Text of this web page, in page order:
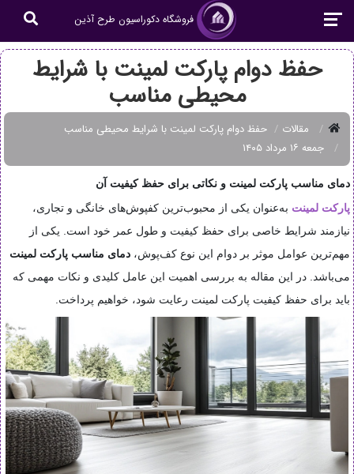
فروشگاه دکوراسیون طرح آذین
حفظ دوام پارکت لمینت با شرایط
محیطی مناسب
مقالات
حفظ دوام پارکت لمینت با شرایط محیطی مناسب
جمعه ۱۶ مرداد ۱۴۰۵
دمای مناسب پارکت لمینت و نکاتی برای حفظ کیفیت آن
پارکت لمینت به‌عنوان یکی از محبوب‌ترین کفپوش‌های خانگی و تجاری،
نیازمند شرایط خاصی برای حفظ کیفیت و طول عمر خود است. یکی از
مهم‌ترین عوامل موثر بر دوام این نوع کف‌پوش، دمای مناسب پارکت لمینت
می‌باشد. در این مقاله به بررسی اهمیت این عامل کلیدی و نکات مهمی که
باید برای حفظ کیفیت پارکت لمینت رعایت شود، خواهیم پرداخت.